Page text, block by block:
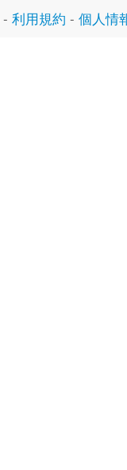
- 利用規約 - 個人情